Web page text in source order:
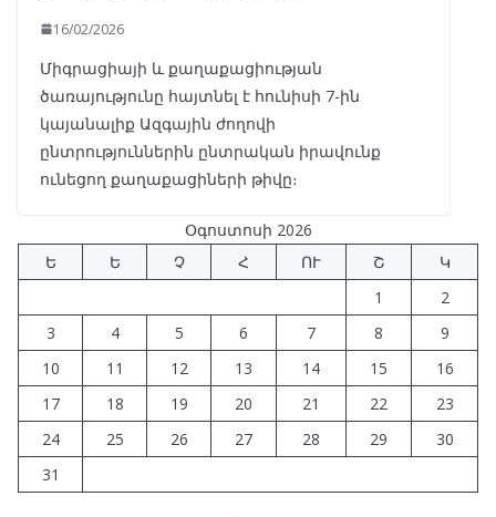
16/02/2026
Միգրացիայի և քաղաքացիության
ծառայությունը հայտնել է հունիսի 7-ին
կայանալիք Ազգային ժողովի
ընտրություններին ընտրական իրավունք
ունեցող քաղաքացիների թիվը։
Օգոստոսի 2026
Ե
Ե Չ Հ ՈՒ Շ
Կ
1
2
3
4 5 6 7 8
9
10
11 12 13 14 15
16
17
18 19 20 21 22
23
24
25 26 27 28 29
30
31